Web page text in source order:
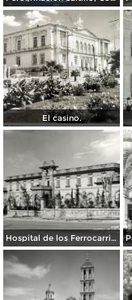
El casino.
Hospital de los Ferrocarriles